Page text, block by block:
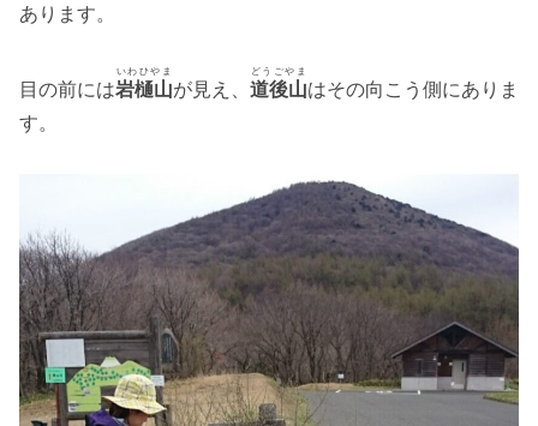
あります。
目の前には岩樋山
いわひやま
が見え、 道後山
どうごやま
はその向こう側にありま
す。